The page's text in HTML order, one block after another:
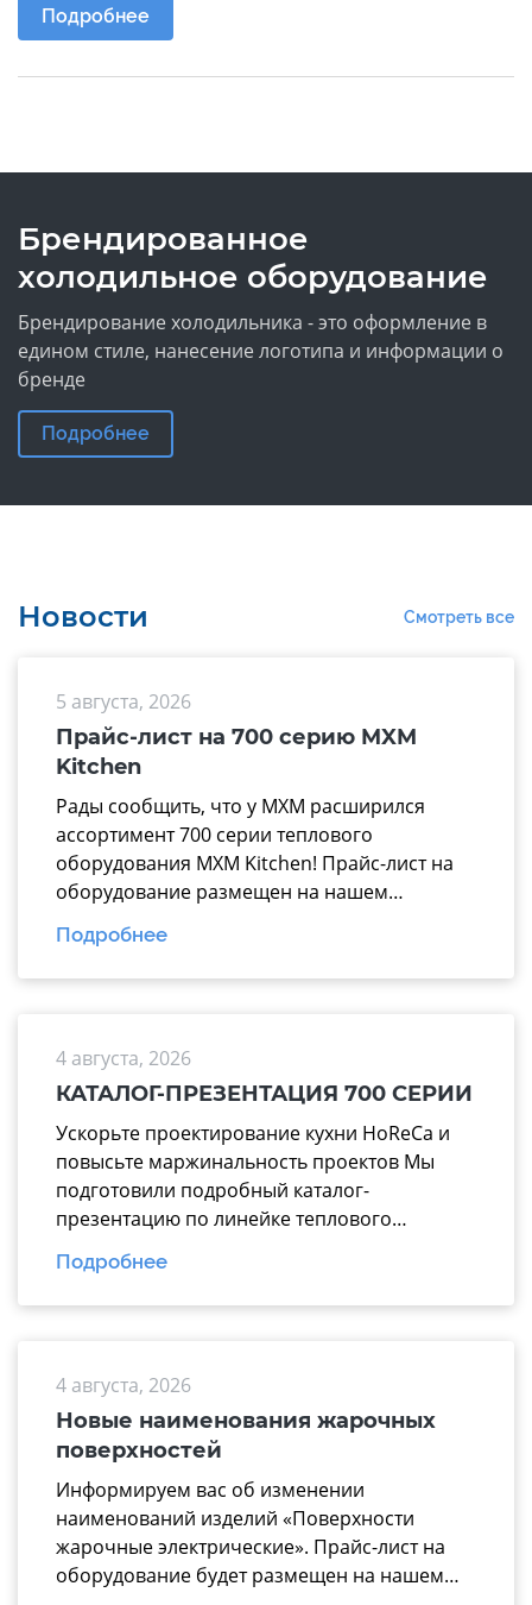
Подробнее
Брендированное
холодильное оборудование
Брендирование холодильника - это оформление в
едином стиле, нанесение логотипа и информации о
бренде
Подробнее
Новости Смотреть все
5 августа, 2026
Прайс-лист на 700 серию MXM
Kitchen
Рады сообщить, что у МХМ расширился
ассортимент 700 серии теплового
оборудования MXM Kitchen! Прайс-лист на
оборудование размещен на нашем
официальном сайте mariholod.com в
разделе «Прайс-лист». Дополнительную
информацию вы можете получить у
сотрудничество.
Подробнее
4 августа, 2026
КАТАЛОГ-ПРЕЗЕНТАЦИЯ 700 СЕРИИ
Ускорьте проектирование кухни HoReCa и
повысьте маржинальность проектов Мы
подготовили подробный каталог-
презентацию по линейке теплового
оборудования 700 серии производства
завода «Марихолодмаш». Этот материал
поможет вашим менеджерам тратить
надежные технологические линии, где все
модули работают по единому стандарту. В
презентацию вошли ключевые модули для
эффективной комплектации горячего […]
Подробнее
4 августа, 2026
Новые наименования жарочных
поверхностей
Информируем вас об изменении
наименований изделий «Поверхности
жарочные электрические». Прайс-лист на
оборудование будет размещен на нашем